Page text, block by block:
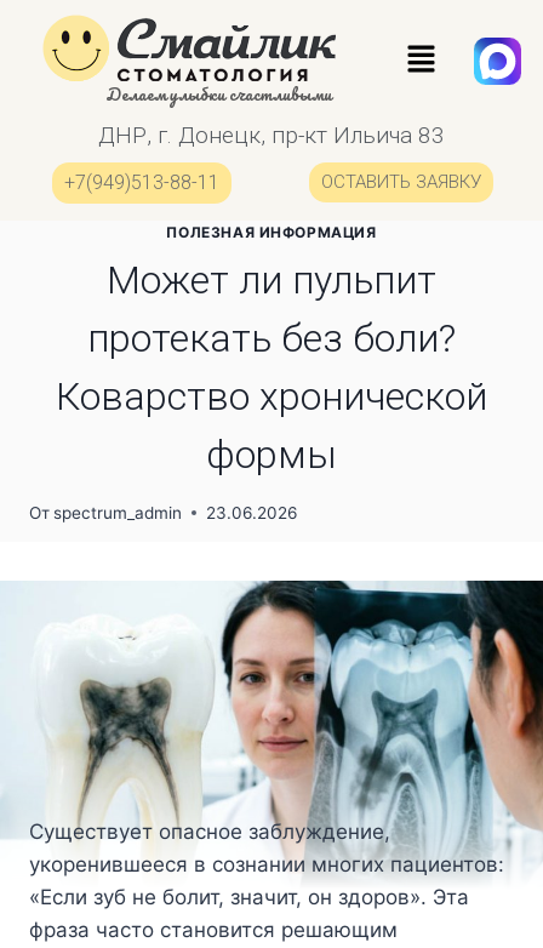
Делаем улыбки счастливыми
ДНР, г. Донецк, пр-кт Ильича 83
+7(949)513-88-11 ОСТАВИТЬ ЗАЯВКУ
ПОЛЕЗНАЯ ИНФОРМАЦИЯ
Может ли пульпит
протекать без боли?
Коварство хронической
формы
Отspectrum_admin 23.06.2026
Существует опасное заблуждение,
укоренившееся в сознании многих пациентов:
«Если зуб не болит, значит, он здоров». Эта
фраза часто становится решающим